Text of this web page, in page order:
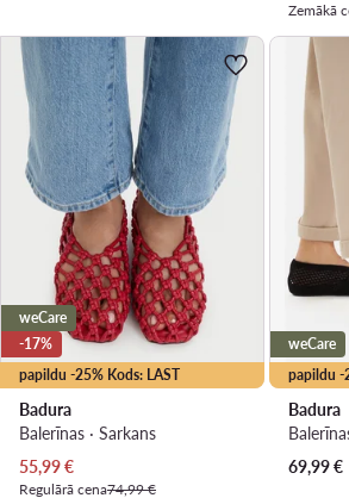
Zemākā
papildu -25% Kods: LAST
weCare
-17%
Badura
Balerīnas · Sarkans
Pašreizējā cena
55,99€
Regulārā cena74,99 €
papildu -
weCare
Badura
69,99€